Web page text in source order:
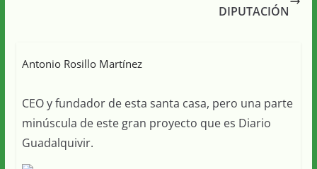
DIPUTACIÓN
Antonio Rosillo Martínez
CEO y fundador de esta santa casa, pero una parte
minúscula de este gran proyecto que es Diario
Guadalquivir.